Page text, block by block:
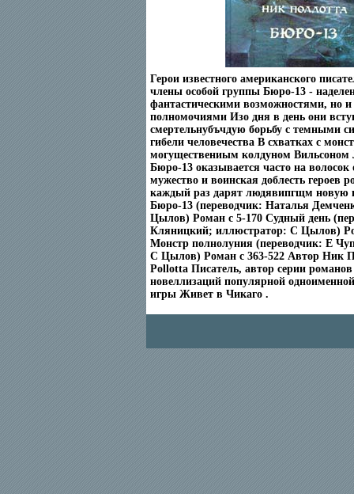
Герои известного американского
члены особой группы Бюро-13 -
фантастическими возможностями, но
полномочиями Изо дня в день они
смертельнубъчдую борьбу с темными
гибели человечества В схватках с
могуществениым колдуном Вильсоном
Бюро-13 оказывается часто на волосок
мужество и воинская доблесть героев
каждый раз дарят людявипгщм новую
Бюро-13 (переводчик: Наталья
Цылов) Роман c 5-170 Судный день
Кляницкий; иллюстратор: С Цылов)
Монстр полнолуния (переводчик: Е
С Цылов) Роман c 363-522 Автор Ник
Pollotta Писатель, автор серии
новеллизаций популярной
игры Живет в Чикаго .